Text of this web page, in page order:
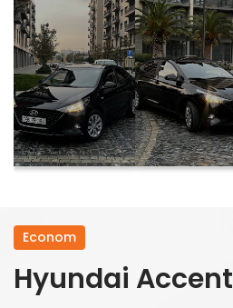
Econom
Hyundai Accent